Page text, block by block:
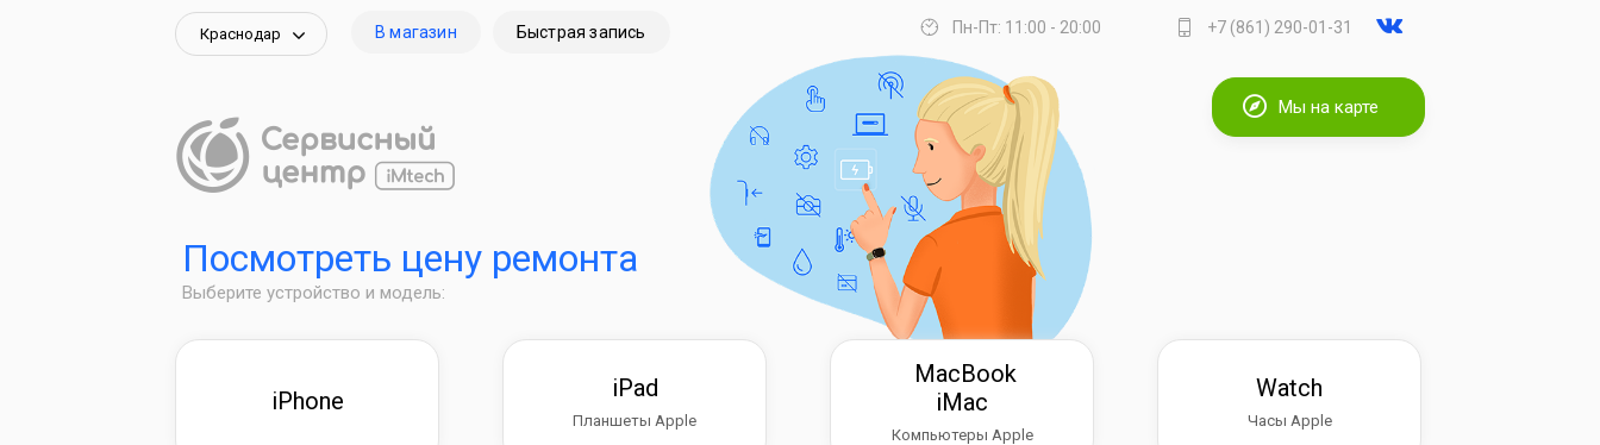
Краснодар В магазин Быстрая запись +7 (861) 290-01-31
Пн-Пт: 11:00 - 20:00
Мы на карте
Посмотреть цену ремонта
Выберите устройство и модель:
iPhone iPad
Планшеты Apple
MacBook
iMac
Компьютеры Apple
Watch
Часы Apple